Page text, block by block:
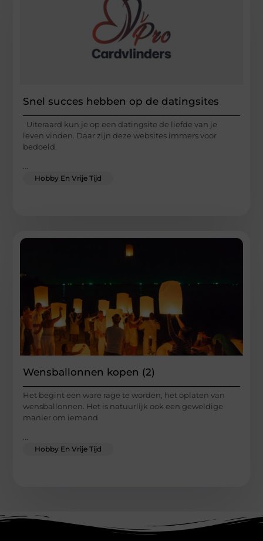
Snel succes hebben op de datingsites
Uiteraard kun je op een datingsite de liefde van je
leven vinden. Daar zijn deze websites immers voor
bedoeld.
Hobby En Vrije Tijd
Wensballonnen kopen (2)
Het begint een ware rage te worden, het oplaten van
wensballonnen. Het is natuurlijk ook een geweldige
manier om iemand
...
Hobby En Vrije Tijd